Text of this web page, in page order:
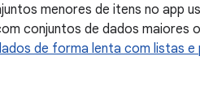
menores de itens no app
conjuntos de dados maiores
de forma lenta com listas e